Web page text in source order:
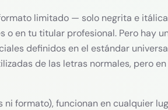
limitado — solo negrita e
en tu titular profesional. Pero hay
definidos en el estándar
de las letras normales, pero
formato), funcionan en cualquier